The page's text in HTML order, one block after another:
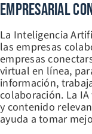
Empresarial
La Inteligencia
las empresas
empresas
virtual en línea,
información,
colaboración. La
y contenido
ayuda a tomar